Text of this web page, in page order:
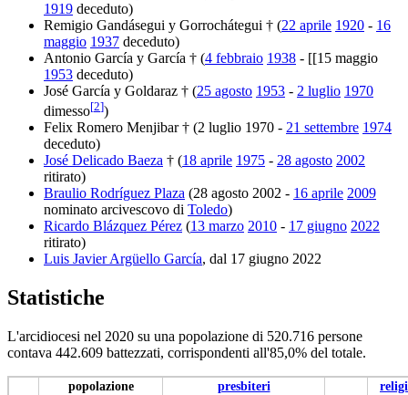
1919 deceduto)
Remigio Gandásegui y Gorrochátegui † (22 aprile 1920 - 16
maggio 1937 deceduto)
Antonio García y García † (4 febbraio 1938 - [[15 maggio
1953 deceduto)
José García y Goldaraz † (25 agosto 1953 - 2 luglio 1970
dimesso[2])
Felix Romero Menjibar † (2 luglio 1970 - 21 settembre 1974
deceduto)
José Delicado Baeza † (18 aprile 1975 - 28 agosto 2002
ritirato)
Braulio Rodríguez Plaza (28 agosto 2002 - 16 aprile 2009
nominato arcivescovo di Toledo)
Ricardo Blázquez Pérez (13 marzo 2010 - 17 giugno 2022
ritirato)
Luis Javier Argüello García, dal 17 giugno 2022
Statistiche
L'arcidiocesi nel 2020 su una popolazione di 520.716 persone
contava 442.609 battezzati, corrispondenti all'85,0% del totale.
popolazione presbiteri